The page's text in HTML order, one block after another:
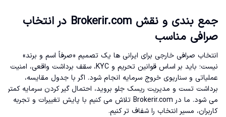
جمع بندی و نقش Brokerir.com در انتخاب
صرافی مناسب
انتخاب صرافی خارجی برای ایرانی ها یک تصمیم «صرفاً اسم و برند»
نیست؛ باید بر اساس قوانین تحریم و KYC، سقف برداشت واقعی، امنیت
عملیاتی و سناریوی خروج سرمایه انجام شود. اگر با جدول مقایسه،
برداشت تست و مدیریت ریسک جلو بروید، احتمال گیر کردن سرمایه کمتر
می شود. ما در Brokerir.com تلاش می کنیم با پایش تغییرات و تجربه
کاربران، مسیر انتخاب را شفاف تر کنیم.